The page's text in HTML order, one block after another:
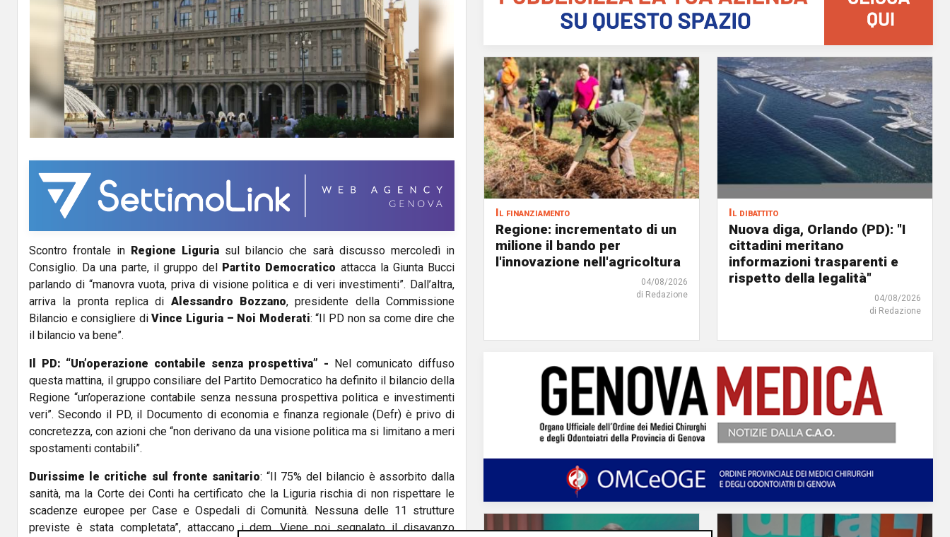
Scontro frontale in Regione Liguria sul bilancio che sarà discusso mercoledì in
Consiglio. Da una parte, il gruppo del
Partito Democratico attacca la Giunta Bucci
parlando di “manovra vuota, priva di visione politica e di veri investimenti”. Dall’altra,
arriva la pronta replica di Alessandro Bozzano, presidente della Commissione
Bilancio e consigliere diVince Liguria – Noi Moderati: “Il PD non sa come dire che
il bilancio va bene”.
Il PD: “Un’operazione contabile senza prospettiva” -
Nel comunicato diffuso
questa mattina, il gruppo consiliare del Partito Democratico ha definito il bilancio della
Regione “un’operazione contabile senza nessuna prospettiva politica e investimenti
veri”. Secondo il PD, il Documento di economia e finanza regionale (Defr) è privo di
concretezza, con azioni che “non derivano da una visione politica ma si limitano a meri
spostamenti contabili”.
Durissime le critiche sul fronte sanitario: “Il 75% del bilancio è assorbito dalla
sanità, ma la Corte dei Conti ha certificato che la Liguria rischia di non rispettare le
scadenze europee per Case e Ospedali di Comunità. Nessuna delle 11 strutture
previste è stata completata”, attaccano i dem. Viene poi segnalato il disavanzo
Il finanziamento
Regione: incrementato di un
milione il bando per
l'innovazione nell'agricoltura
04/08/2026
di Redazione
Il dibattito
Nuova diga, Orlando (PD): "I
cittadini meritano
informazioni trasparenti e
rispetto della legalità"
04/08/2026
di Redazione